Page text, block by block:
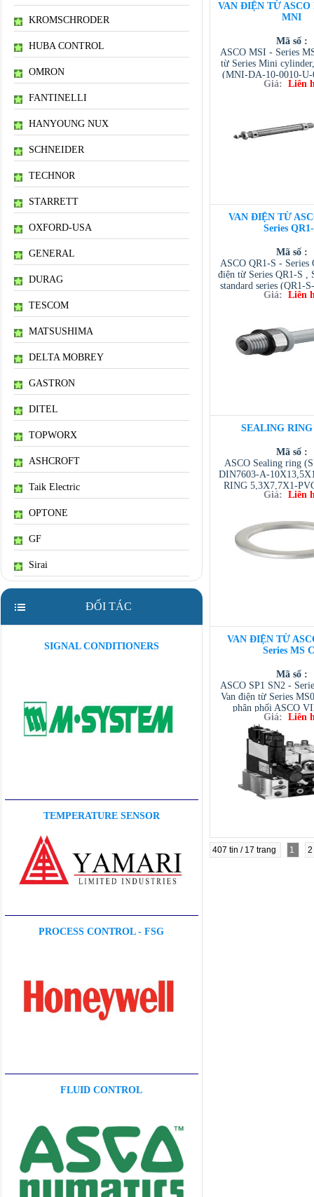
KROMSCHRODER
HUBA CONTROL
OMRON
FANTINELLI
HANYOUNG NUX
SCHNEIDER
TECHNOR
STARRETT
OXFORD-USA
GENERAL
DURAG
TESCOM
MATSUSHIMA
DELTA MOBREY
GASTRON
DITEL
TOPWORX
ASHCROFT
Taik Electric
OPTONE
GF
Sirai
ĐỐI TÁC
SIGNAL CONDITIONERS
TEMPERATURE SENSOR
PROCESS CONTROL - FSG
FLUID CONTROL
VAN ĐIỆN TỪ ASCO
MNI
Mã số :
ASCO MSI - Series
từ Series Mini
(MNI-DA-10-0010-U-
000-00). NTD nhà
/ TESCOM
Giá: Liên
VAN ĐIỆN TỪ
Series
Mã số :
ASCO QR1-S - Series
điện từ Series QR1-S ,
standard series (QR1-
DA04). NTD nhà
VIETNAM /
/ TESCOM
Giá: Liên
SEALING RING
Mã số :
ASCO Sealing ring
DIN7603-A-
RING 5,3X7,7X1-
(SEAL RING
ASCO VIET NAM
ASCO VIETNAM /
VIETNAM /
/ TESCOM
Giá: Liên
VAN ĐIỆN TỪ
Series MS
Mã số :
ASCO SP1 SN2 -
Van điện từ Series
phân phối ASCO
Distributor | ASCO
TOPWORX
VIETNAM /
Giá: Liên
407 tin / 17 trang 1 2